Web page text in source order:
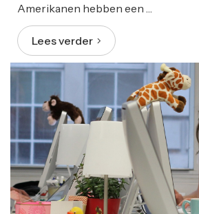
Amerikanen hebben een …
Lees verder